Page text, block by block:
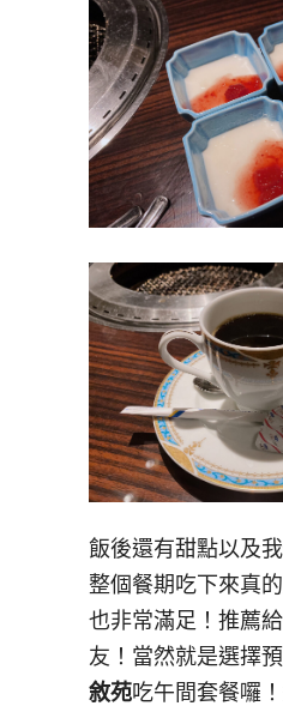
飯後還有甜點以及
整個餐期吃下來真
也非常滿足！推薦
友！當然就是選擇
敘苑吃午間套餐囉